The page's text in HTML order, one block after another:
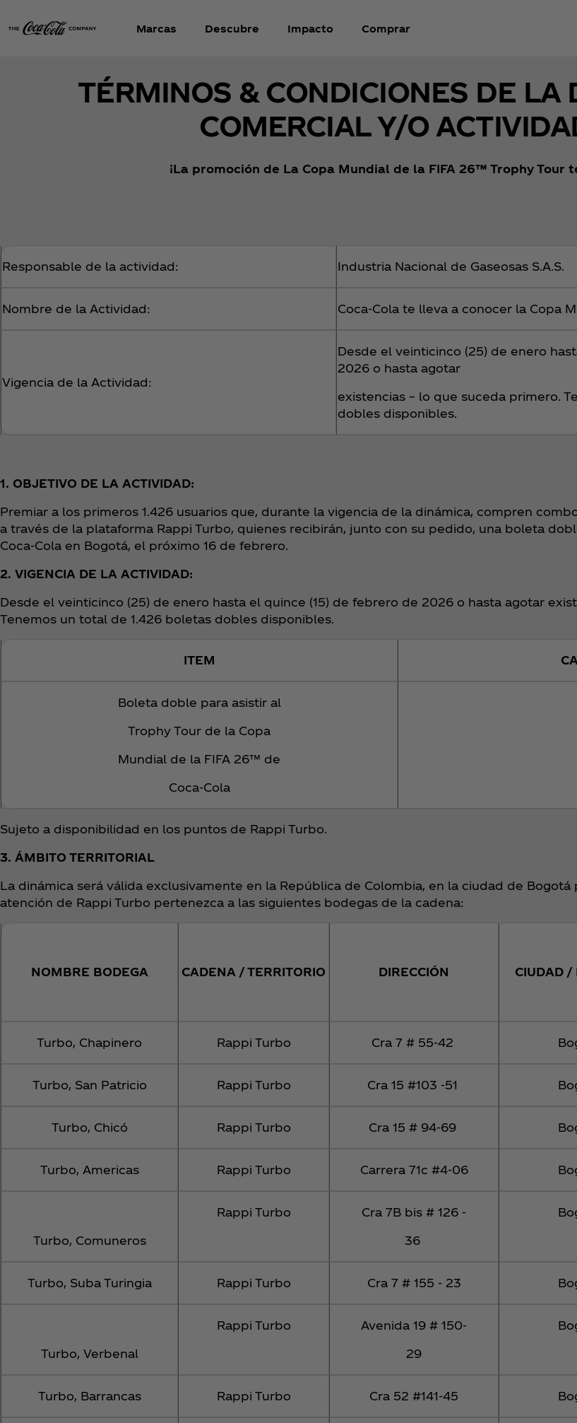
Marcas Descubre Impacto Comprar
TÉRMINOS & CONDICIONES DE LA
COMERCIAL Y/O
¡La promoción de La Copa Mundial de la FIFA 26™ Trophy Tour
Responsable de la actividad: Industria Nacional de Gaseosas S.A.S.
Nombre de la Actividad: Coca‑Cola te lleva a conocer la Copa
Vigencia de la Actividad:
Desde el veinticinco (25) de enero
2026 o hasta agotar
existencias – lo que suceda primero.
dobles disponibles.
1. OBJETIVO DE LA ACTIVIDAD:
Premiar a los primeros 1.426 usuarios que, durante la vigencia de la dinámica, compren
a través de la plataforma Rappi Turbo, quienes recibirán, junto con su pedido, una boleta
Coca‑Cola en Bogotá, el próximo 16 de febrero.
2. VIGENCIA DE LA ACTIVIDAD:
Desde el veinticinco (25) de enero hasta el quince (15) de febrero de 2026 o hasta agotar
Tenemos un total de 1.426 boletas dobles disponibles.
ITEM
Boleta doble para asistir al
Trophy Tour de la Copa
Mundial de la FIFA 26™ de
Coca‑Cola
Sujeto a disponibilidad en los puntos de Rappi Turbo.
3. ÁMBITO TERRITORIAL
La dinámica será válida exclusivamente en la República de Colombia, en la ciudad de
atención de Rappi Turbo pertenezca a las siguientes bodegas de la cadena:
NOMBRE BODEGA CADENA / TERRITORIO DIRECCIÓN CIUDAD /
Turbo, Chapinero Rappi Turbo Cra 7 # 55-42
Turbo, San Patricio Rappi Turbo Cra 15 #103 -51
Turbo, Chicó Rappi Turbo Cra 15 # 94-69
Turbo, Americas Rappi Turbo Carrera 71c #4-06
Turbo, Comuneros
Rappi Turbo Cra 7B bis # 126 -
36
Turbo, Suba Turingia Rappi Turbo Cra 7 # 155 - 23
Turbo, Verbenal
Rappi Turbo Avenida 19 # 150-
29
Turbo, Barrancas Rappi Turbo Cra 52 #141-45